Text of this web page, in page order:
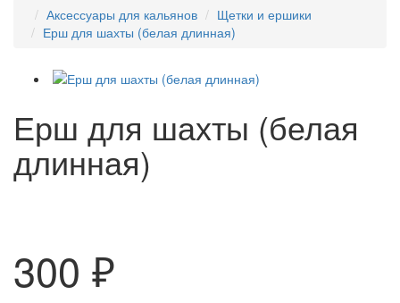
Аксессуары для кальянов
Щетки и ершики
Ерш для шахты (белая длинная)
Ерш для шахты (белая
длинная)
300 ₽